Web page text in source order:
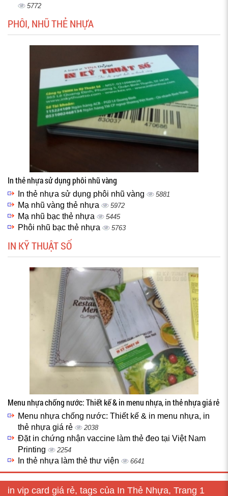
5772
PHÔI, NHŨ THẺ NHỰA
In thẻ nhựa sử dụng phôi nhũ vàng
In thẻ nhựa sử dụng phôi nhũ vàng 5881
Mạ nhũ vàng thẻ nhựa 5972
Mạ nhũ bạc thẻ nhựa 5445
Phôi nhũ bạc thẻ nhựa 5763
IN KỸ THUẬT SỐ
Menu nhựa chống nước: Thiết kế & in menu nhựa, in thẻ nhựa giá rẻ
Menu nhựa chống nước: Thiết kế & in menu nhựa, in
thẻ nhựa giá rẻ
2038
Đặt in chứng nhận vaccine làm thẻ đeo tại Việt Nam
Printing
2254
In thẻ nhựa làm thẻ thư viện 6641
in vip card giá rẻ, tags của In Thẻ Nhựa, Trang 1